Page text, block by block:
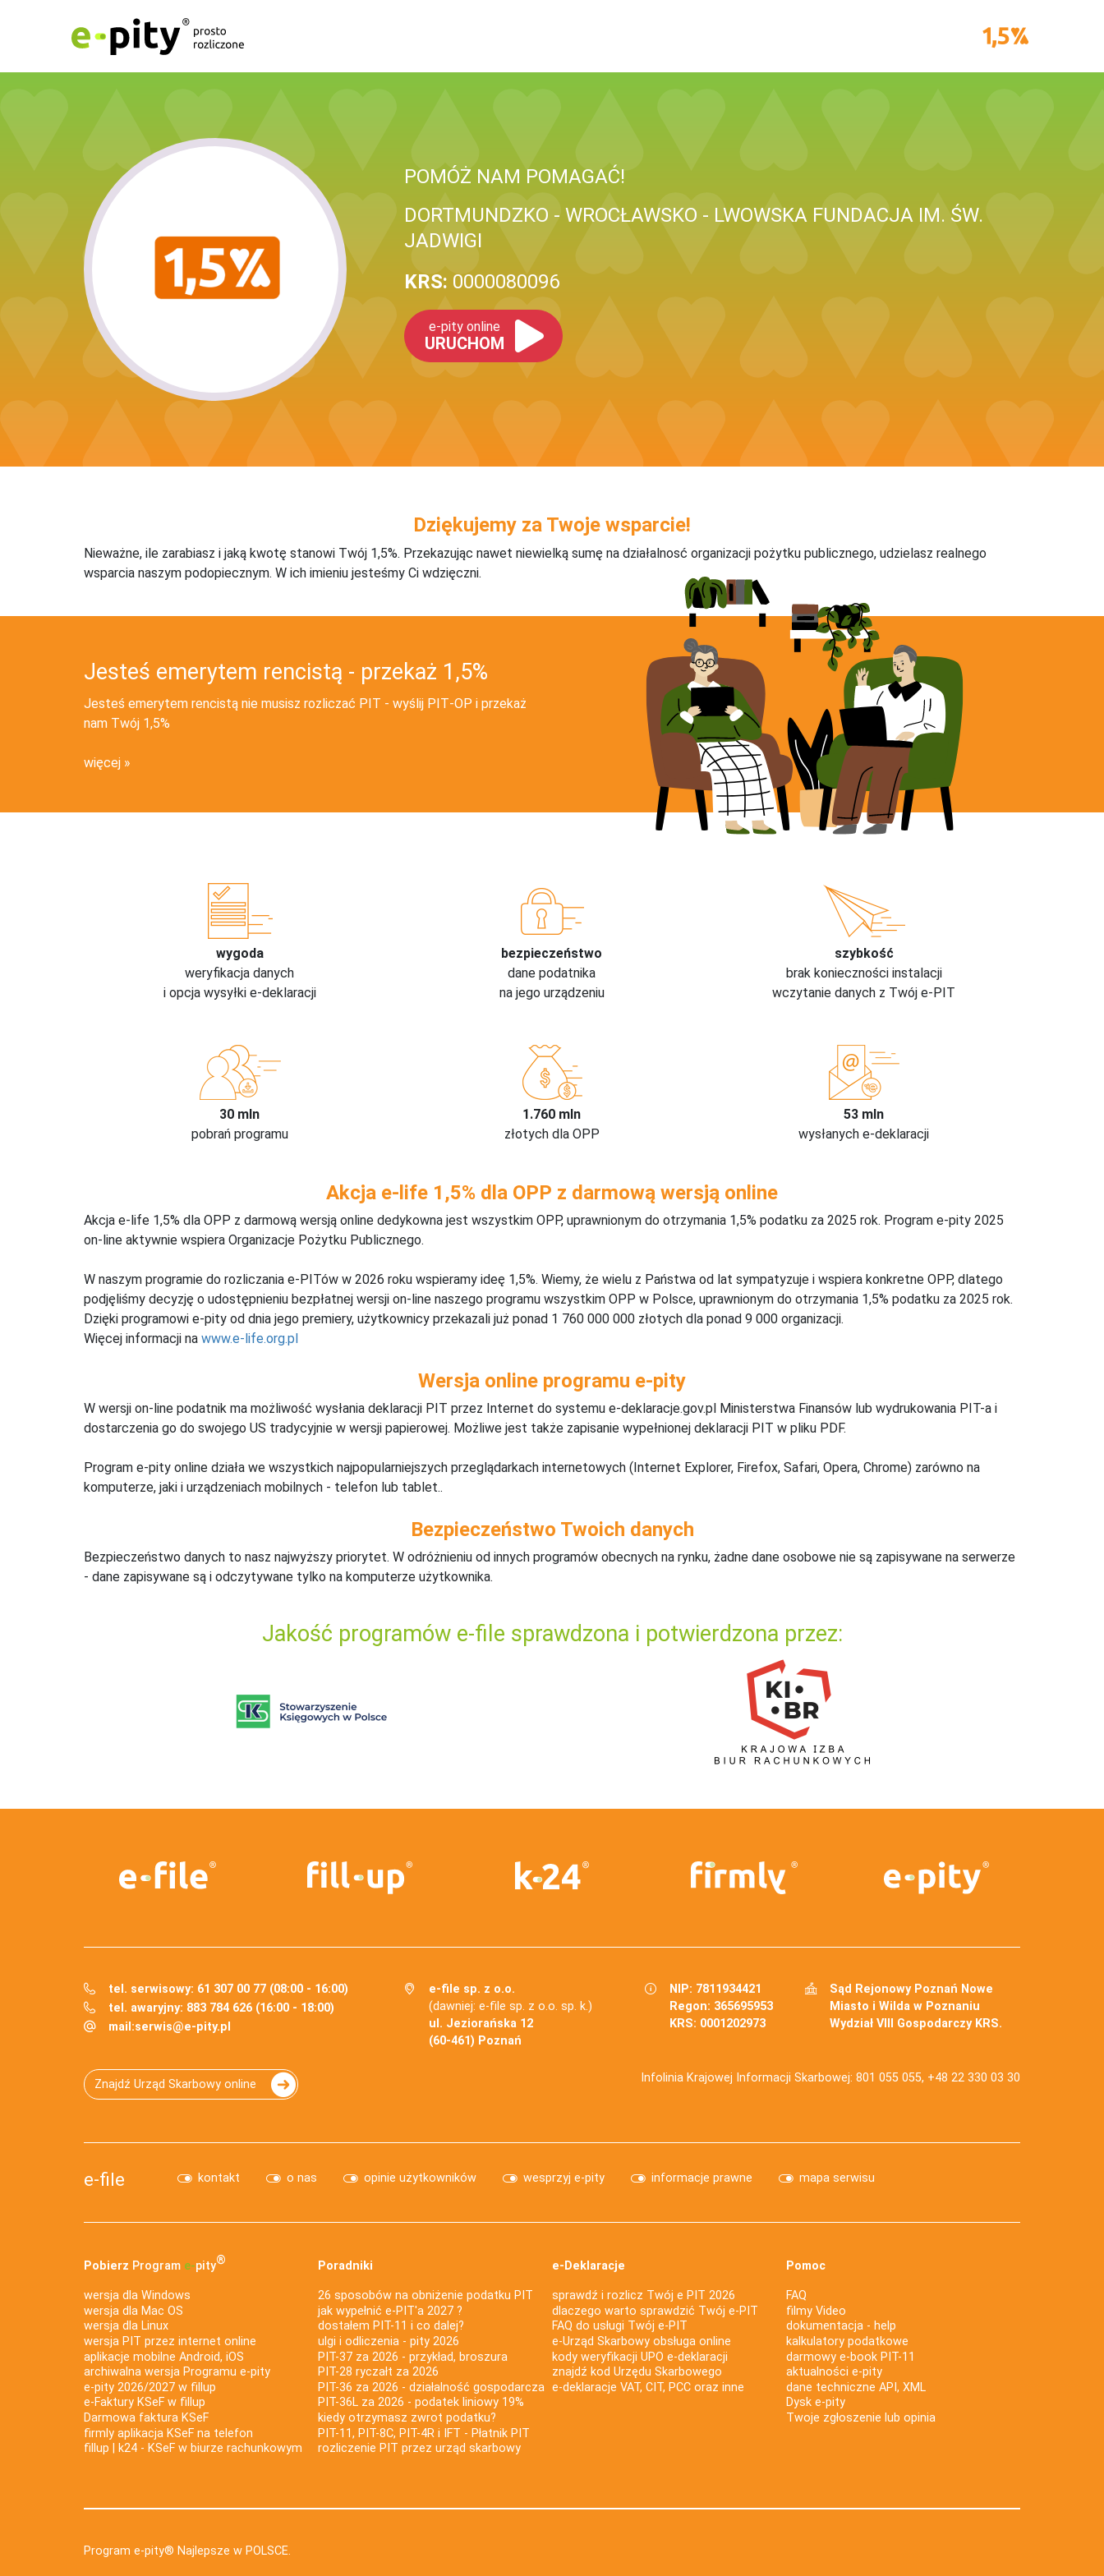
POMÓŻ NAM POMAGAĆ!
DORTMUNDZKO - WROCŁAWSKO - LWOWSKA FUNDACJA IM. ŚW.
JADWIGI
KRS: 0000080096
e-pity online
URUCHOM
Dziękujemy za Twoje wsparcie!
Nieważne, ile zarabiasz i jaką kwotę stanowi Twój 1,5%. Przekazując nawet niewielką sumę na działalnosć organizacji pożytku publicznego, udzielasz realnego
wsparcia naszym podopiecznym. W ich imieniu jesteśmy Ci wdzięczni.
Jesteś emerytem rencistą - przekaż 1,5%
Jesteś emerytem rencistą nie musisz rozliczać PIT - wyślij PIT‑OP i przekaż
nam Twój 1,5%
więcej
wygoda
weryfikacja danych
i opcja wysyłki e-deklaracji
bezpieczeństwo
dane podatnika
na jego urządzeniu
szybkość
brak konieczności instalacji
wczytanie danych z Twój e-PIT
30 mln
pobrań programu
1.760 mln
złotych dla OPP
53 mln
wysłanych e-deklaracji
Akcja e-life 1,5% dla OPP z darmową wersją online
Akcja e-life 1,5% dla OPP z darmową wersją online dedykowna jest wszystkim OPP, uprawnionym do otrzymania 1,5% podatku za 2025 rok. Program e-pity 2025
on-line aktywnie wspiera Organizacje Pożytku Publicznego.
W naszym programie do rozliczania e-PITów w 2026 roku wspieramy ideę 1,5%. Wiemy, że wielu z Państwa od lat sympatyzuje i wspiera konkretne OPP, dlatego
podjęliśmy decyzję o udostępnieniu bezpłatnej wersji on-line naszego programu wszystkim OPP w Polsce, uprawnionym do otrzymania 1,5% podatku za 2025 rok.
Dzięki programowi e-pity od dnia jego premiery, użytkownicy przekazali już ponad 1 760 000 000 złotych dla ponad 9 000 organizacji.
Więcej informacji na www.e-life.org.pl
Wersja online programu e-pity
W wersji on-line podatnik ma możliwość wysłania deklaracji PIT przez Internet do systemu e-deklaracje.gov.pl Ministerstwa Finansów lub wydrukowania PIT-a i
dostarczenia go do swojego US tradycyjnie w wersji papierowej. Możliwe jest także zapisanie wypełnionej deklaracji PIT w pliku PDF.
Program e-pity online działa we wszystkich najpopularniejszych przeglądarkach internetowych (Internet Explorer, Firefox, Safari, Opera, Chrome) zarówno na
komputerze, jaki i urządzeniach mobilnych - telefon lub tablet..
Bezpieczeństwo Twoich danych
Bezpieczeństwo danych to nasz najwyższy priorytet. W odróżnieniu od innych programów obecnych na rynku, żadne dane osobowe nie są zapisywane na serwerze
- dane zapisywane są i odczytywane tylko na komputerze użytkownika.
Jakość programów e-file sprawdzona i potwierdzona przez:
tel. serwisowy: 61 307 00 77 (08:00 - 16:00)
tel. awaryjny: 883 784 626 (16:00 - 18:00)
mail:serwis@e-pity.pl
e-file sp. z o.o.
(dawniej: e-file sp. z o.o. sp. k.)
ul. Jeziorańska 12
(60-461) Poznań
NIP: 7811934421
Regon: 365695953
KRS: 0001202973
Sąd Rejonowy Poznań Nowe
Miasto i Wilda w Poznaniu
Wydział VIII Gospodarczy KRS.
Znajdź Urząd Skarbowy online Infolinia Krajowej Informacji Skarbowej: 801 055 055, +48 22 330 03 30
e-file kontakt o nas opinie użytkowników wesprzyj e-pity informacje prawne mapa serwisu
Pobierz Program e‑pity®
wersja dla Windows
wersja dla Mac OS
wersja dla Linux
wersja PIT przez internet online
aplikacje mobilne Android, iOS
archiwalna wersja Programu e-pity
e-pity 2026/2027 w fillup
e‑Faktury KSeF w fillup
Darmowa faktura KSeF
firmly aplikacja KSeF na telefon
fillup | k24 - KSeF w biurze rachunkowym
Poradniki
26 sposobów na obniżenie podatku PIT
jak wypełnić e-PIT'a 2027 ?
dostałem PIT-11 i co dalej?
ulgi i odliczenia - pity 2026
PIT-37 za 2026 - przykład, broszura
PIT-28 ryczałt za 2026
PIT-36 za 2026 - działalność gospodarcza
PIT-36L za 2026 - podatek liniowy 19%
kiedy otrzymasz zwrot podatku?
PIT-11, PIT-8C, PIT-4R i IFT - Płatnik PIT
rozliczenie PIT przez urząd skarbowy
e-Deklaracje
sprawdź i rozlicz Twój e PIT 2026
dlaczego warto sprawdzić Twój e-PIT
FAQ do usługi Twój e-PIT
e-Urząd Skarbowy obsługa online
kody weryfikacji UPO e-deklaracji
znajdź kod Urzędu Skarbowego
e-deklaracje VAT, CIT, PCC oraz inne
Pomoc
FAQ
filmy Video
dokumentacja - help
kalkulatory podatkowe
darmowy e-book PIT-11
aktualności e-pity
dane techniczne API, XML
Dysk e-pity
Twoje zgłoszenie lub opinia
Program e-pity® Najlepsze w POLSCE.